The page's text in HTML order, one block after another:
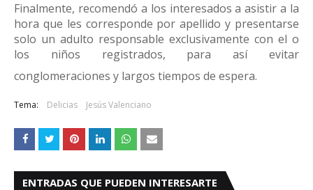
Finalmente, recomendó a los interesados a asistir a la
hora que les corresponde por apellido y presentarse
solo un adulto responsable exclusivamente con el o
los niños registrados, para así evitar
conglomeraciones y largos tiempos de espera.
Tema: Delicias Jesús Valenciano
ENTRADAS QUE PUEDEN INTERESARTE